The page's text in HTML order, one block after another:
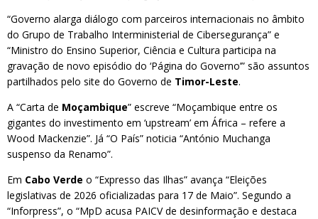
“Governo alarga diálogo com parceiros internacionais no âmbito
do Grupo de Trabalho Interministerial de Cibersegurança” e
“Ministro do Ensino Superior, Ciência e Cultura participa na
gravação de novo episódio do ‘Página do Governo’” são assuntos
partilhados pelo site do Governo de Timor-Leste.
A “Carta de Moçambique” escreve “Moçambique entre os
gigantes do investimento em ‘upstream’ em África – refere a
Wood Mackenzie”. Já “O País” noticia “António Muchanga
suspenso da Renamo”.
Em Cabo Verde o “Expresso das Ilhas” avança “Eleições
legislativas de 2026 oficializadas para 17 de Maio”. Segundo a
“Inforpress”, o “MpD acusa PAICV de desinformação e destaca